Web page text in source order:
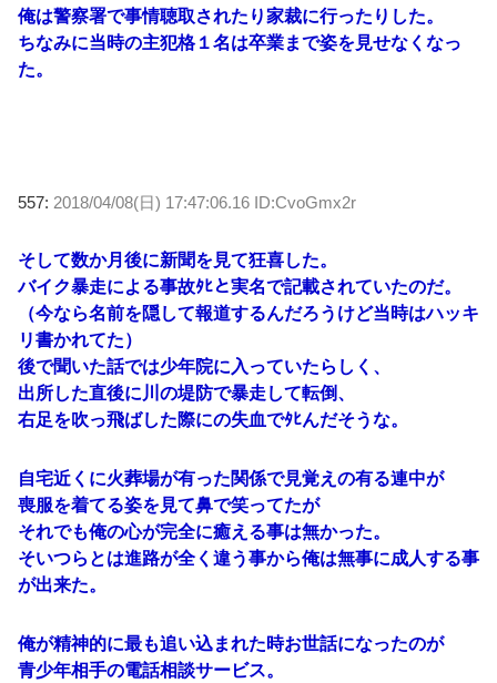
俺は警察署で事情聴取されたり家裁に行ったりした。
ちなみに当時の主犯格１名は卒業まで姿を見せなくなっ
た。
557: 2018/04/08(日) 17:47:06.16 ID:CvoGmx2r
そして数か月後に新聞を見て狂喜した。
バイク暴走による事故ﾀﾋと実名で記載されていたのだ。
（今なら名前を隠して報道するんだろうけど当時はハッキ
リ書かれてた）
後で聞いた話では少年院に入っていたらしく、
出所した直後に川の堤防で暴走して転倒、
右足を吹っ飛ばした際にの失血でﾀﾋんだそうな。
自宅近くに火葬場が有った関係で見覚えの有る連中が
喪服を着てる姿を見て鼻で笑ってたが
それでも俺の心が完全に癒える事は無かった。
そいつらとは進路が全く違う事から俺は無事に成人する事
が出来た。
俺が精神的に最も追い込まれた時お世話になったのが
青少年相手の電話相談サービス。